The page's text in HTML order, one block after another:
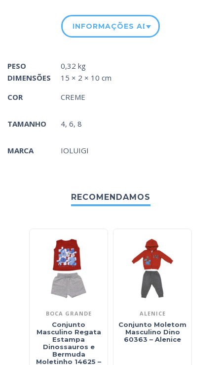
INFORMAÇÕES ADICIONAIS
PESO
0,32 kg
DIMENSÕES
15 × 2 × 10 cm
COR
CREME
TAMANHO 4, 6, 8
MARCA IOLUIGI
RECOMENDAMOS
BOCA GRANDE
Conjunto
Masculino Regata
Estampa
Dinossauros e
Bermuda
Moletinho 14625 –
ALENICE
Conjunto Moletom
Masculino Dino
60363 – Alenice